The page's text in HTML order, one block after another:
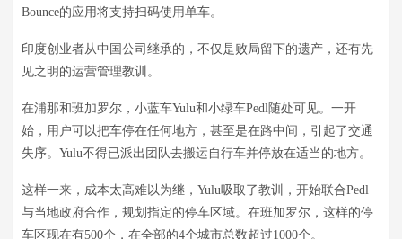
Bounce的应用将支持扫码使用单车。
印度创业者从中国公司继承的，不仅是败局留下的遗产，还有先
见之明的运营管理教训。
在浦那和班加罗尔，小蓝车Yulu和小绿车Pedl随处可见。一开
始，用户可以把车停在任何地方，甚至是在路中间，引起了交通
失序。Yulu不得已派出团队去搬运自行车并停放在适当的地方。
这样一来，成本太高难以为继，Yulu吸取了教训，开始联合Pedl
与当地政府合作，规划指定的停车区域。在班加罗尔，这样的停
车区现在有500个，在全部的4个城市总数超过1000个。